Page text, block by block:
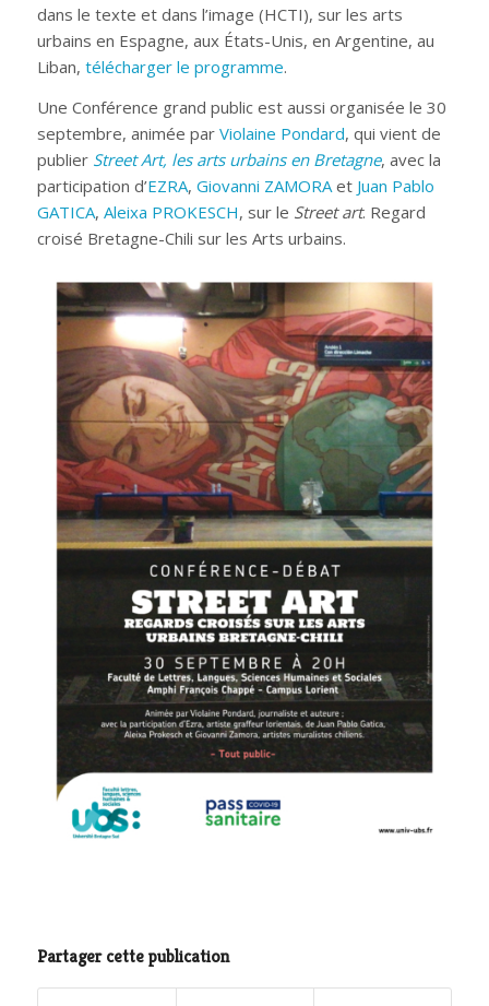
dans le texte et dans l’image (HCTI), sur les arts
urbains en Espagne, aux États-Unis, en Argentine, au
Liban, télécharger le programme.
Une Conférence grand public est aussi organisée le 30
septembre, animée par Violaine Pondard, qui vient de
publier Street Art, les arts urbains en Bretagne, avec la
participation d’EZRA, Giovanni ZAMORAet Juan Pablo
GATICA, Aleixa PROKESCH, sur le Street art. Regard
croisé Bretagne-Chili sur les Arts urbains.
Partager cette publication